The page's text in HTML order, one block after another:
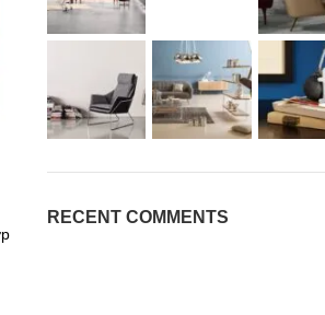
RECENT COMMENTS